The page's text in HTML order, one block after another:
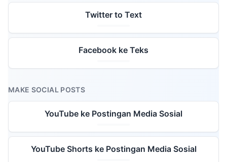
Twitter to Text
Facebook ke Teks
MAKE SOCIAL POSTS
YouTube ke Postingan Media Sosial
YouTube Shorts ke Postingan Media Sosial